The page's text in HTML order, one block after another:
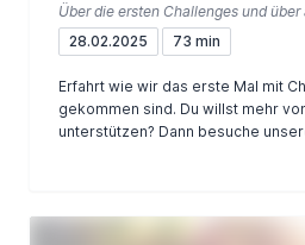
Über die ersten Challenges und
28.02.2025
73 min
Erfahrt wie wir das erste Mal mit
gekommen sind. Du willst mehr von uns hören und uns
unterstützen? Dann besuche